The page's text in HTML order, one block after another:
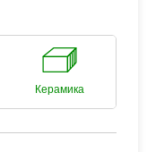
Керамика